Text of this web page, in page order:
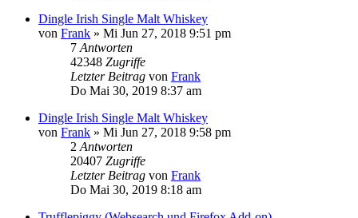
Dingle Irish Single Malt Whiskey
von Frank » Mi Jun 27, 2018 9:51 pm
7Antworten
42348 Zugriffe
Letzter Beitrag von Frank
Do Mai 30, 2019 8:37 am
Dingle Irish Single Malt Whiskey
von Frank » Mi Jun 27, 2018 9:58 pm
2Antworten
20407 Zugriffe
Letzter Beitrag von Frank
Do Mai 30, 2019 8:18 am